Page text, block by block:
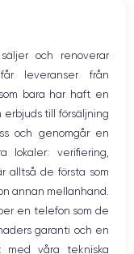
rapide
18W
SIM
och renoverar
får leveranser från
bara har haft en
erbjuds till försäljning
och genomgår en
lokaler: verifiering,
alltså de första som
annan mellanhand.
en telefon som de
garanti och en
med våra tekniska